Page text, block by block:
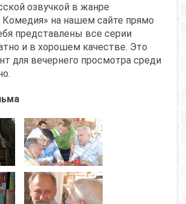
озвучкой в жанре
на нашем сайте прямо
представлены все серии
и в хорошем качестве. Это
для вечернего просмотра среди